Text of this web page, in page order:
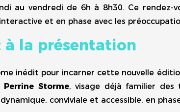
au vendredi de 6h à 8h30. Ce rendez-
et en phase avec les
la présentation
inédit pour incarner cette nouvelle
Perrine Storme, visage déjà familier des
conviviale et accessible, en